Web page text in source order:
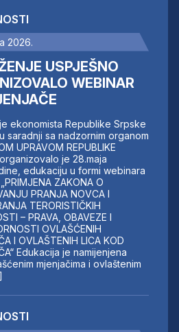
2026.
USPJEŠNO
WEBINAR
ekonomista Republike Srpske
u saradnji sa nadzornim organom
UPRAVOM REPUBLIKE
organizovalo je 28.maja
edukaciju u formi webinara
ZAKONA O
PRANJA NOVCA I
TERORISTIČKIH
– PRAVA, OBAVEZE I
OVLAŠĆENIH
I OVLAŠTENIH LICA KOD
Edukacija je namijenjena
mjenjačima i ovlaštenim